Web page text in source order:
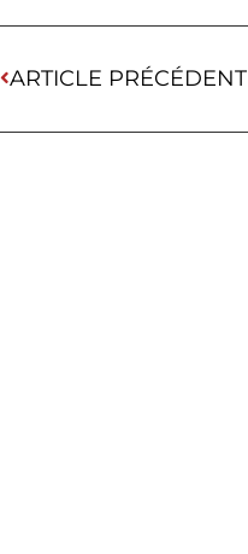
ARTICLE PRÉCÉDENT